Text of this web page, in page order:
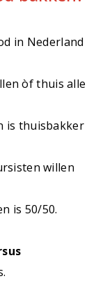
in Nederland
òf thuis alle
is thuisbakker
willen
is 50/50.